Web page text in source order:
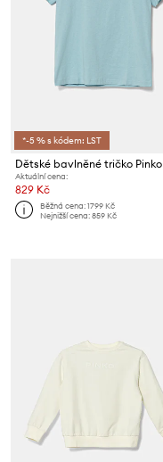
*-5 % s kódem: LST
Dětské bavlněné tričko Pinko
Aktuální cena:
829 Kč
Běžná cena:1799 Kč
Nejnižší cena:859 Kč